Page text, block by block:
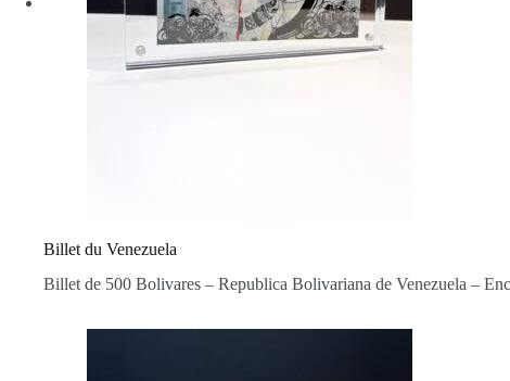
Billet du Venezuela
Billet de 500 Bolivares – Republica Bolivariana de Venezuela –